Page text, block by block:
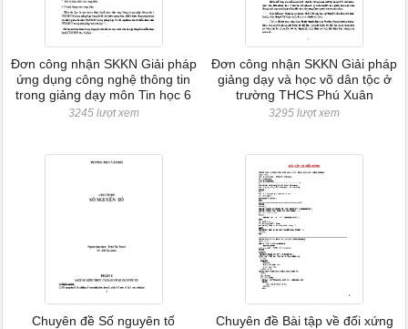
Đơn công nhận SKKN Giải pháp
ứng dụng công nghệ thông tin
trong giảng dạy môn Tin học 6
3245 lượt xem
Đơn công nhận SKKN Giải pháp
giảng dạy và học võ dân tộc ở
trường THCS Phú Xuân
3295 lượt xem
Chuyên đề Số nguyên tố Chuyên đề Bài tập về đối xứng